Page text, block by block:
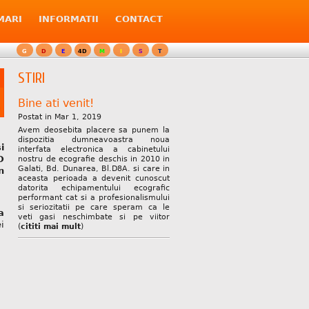
INFORMATII CONTACT
G D E 4D M I S T
STIRI
Bine ati venit!
Postat in Mar 1, 2019
Avem deosebita placere sa punem la
dispozitia dumneavoastra noua
interfata electronica a cabinetului
nostru de ecografie deschis in 2010 in
Galati, Bd. Dunarea, Bl.D8A. si care in
aceasta perioada a devenit cunoscut
datorita echipamentului ecografic
performant cat si a profesionalismului
si seriozitatii pe care speram ca le
veti gasi neschimbate si pe viitor
(cititi mai mult)